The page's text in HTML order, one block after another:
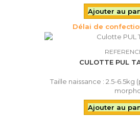
Ajouter au
Délai de
CULOTTE PUL
Taille naissance : 2.5-
Ajouter au